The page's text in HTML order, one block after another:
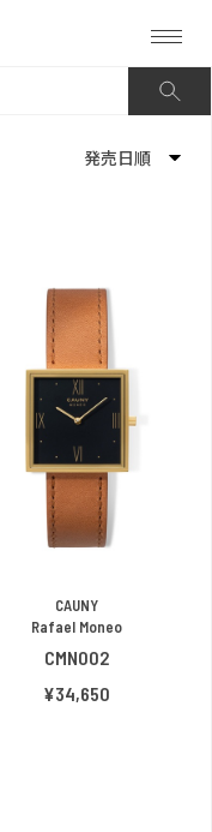
発売日順
価格が安い
価格が高い
お気に入り登録数
CAUNY
Rafael Moneo
CMN002
¥34,650